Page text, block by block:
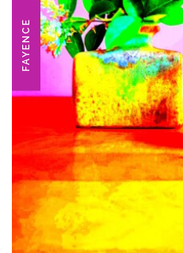
FAYENCE